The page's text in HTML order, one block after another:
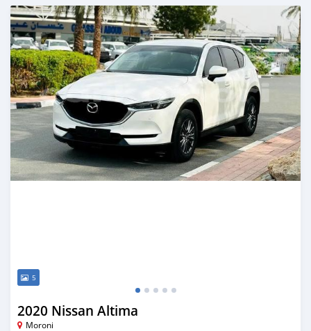
Publié il y a 9 jours
5
2020 Nissan Altima
Moroni